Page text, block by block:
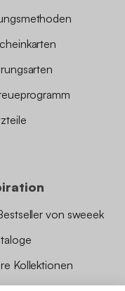
von sweeek
Kollektionen